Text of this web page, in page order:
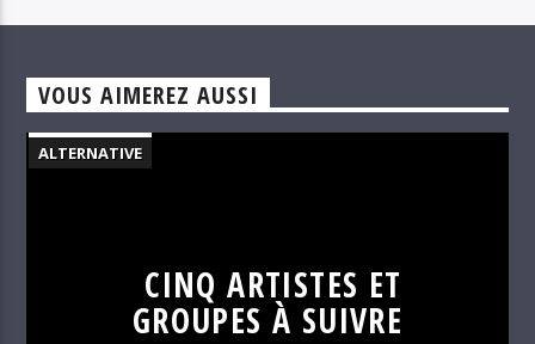
VOUS AIMEREZ AUSSI
ALTERNATIVE
CINQ ARTISTES ET
GROUPES À SUIVRE